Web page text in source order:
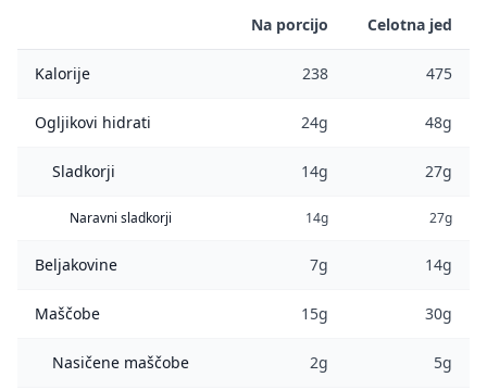
Na porcijo Celotna jed
Kalorije 238 475
Ogljikovi hidrati 24g 48g
Sladkorji 14g 27g
Naravni sladkorji 14g 27g
Beljakovine 7g 14g
Maščobe 15g 30g
Nasičene maščobe 2g 5g